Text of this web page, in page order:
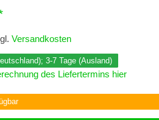
Versandkosten
3-7 Tage (Ausland)
des Liefertermins hier